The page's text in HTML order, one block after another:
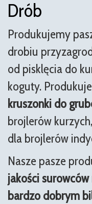
Drób
Produkujemy
drobiu
od pisklęcia do
koguty.
kruszonki do
brojlerów
dla brojlerów
Nasze pasze
jakości
bardzo dobrym